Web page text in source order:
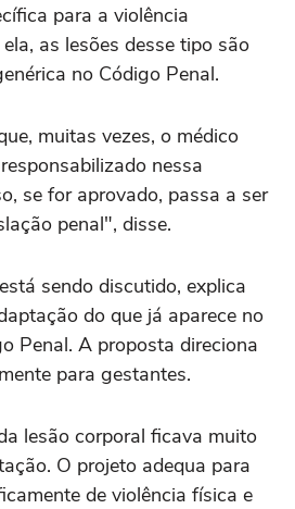
para a violência
as lesões desse tipo são
no Código Penal.
muitas vezes, o médico
nessa
se for aprovado, passa a ser
penal", disse.
sendo discutido, explica
do que já aparece no
Penal. A proposta direciona
para gestantes.
lesão corporal ficava muito
O projeto adequa para
de violência física e